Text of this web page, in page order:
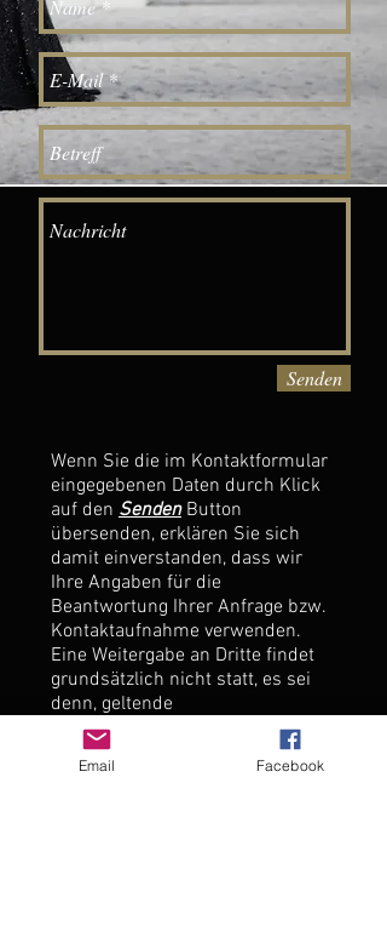
Senden
Wenn Sie die im Kontaktformular
eingegebenen Daten durch Klick
auf den SendenButton
übersenden, erklären Sie sich
damit einverstanden, dass wir
Ihre Angaben für die
Beantwortung Ihrer Anfrage bzw.
Kontaktaufnahme verwenden.
Eine Weitergabe an Dritte findet
grundsätzlich nicht statt, es sei
denn, geltende
Datenschutzvorschriften
rechtfertigen eine Übertragung
oder wir dazu gesetzlich
Email Facebook